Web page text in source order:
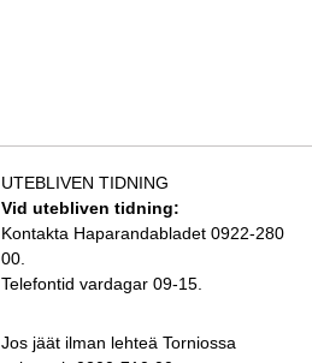
UTEBLIVEN TIDNING
Vid utebliven tidning:
Kontakta Haparandabladet 0922-280
00.
Telefontid vardagar 09-15.
Jos jäät ilman lehteä Torniossa